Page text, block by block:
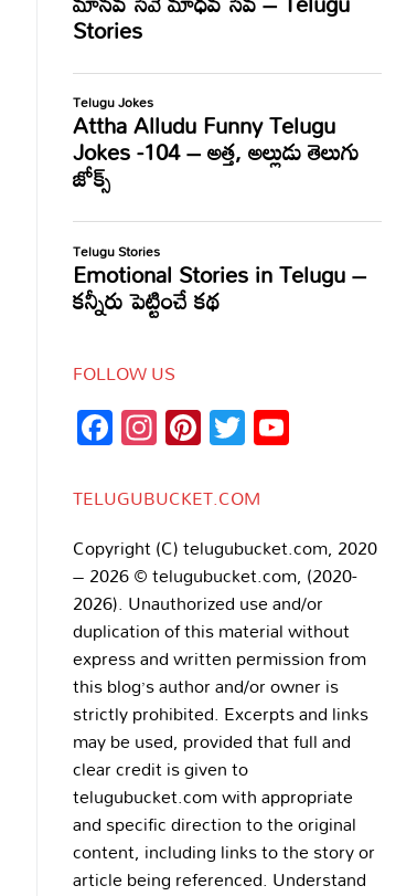
FOLLOW US
Facebook
Instagram
Pinterest
Twitter
TELUGUBUCKET.COM
Copyright (C) telugubucket.com, 2020
– 2026 © telugubucket.com, (2020-
2026). Unauthorized use and/or
duplication of this material without
express and written permission from
this blog’s author and/or owner is
strictly prohibited. Excerpts and links
may be used, provided that full and
clear credit is given to
telugubucket.com with appropriate
and specific direction to the original
content, including links to the story or
article being referenced. Understand